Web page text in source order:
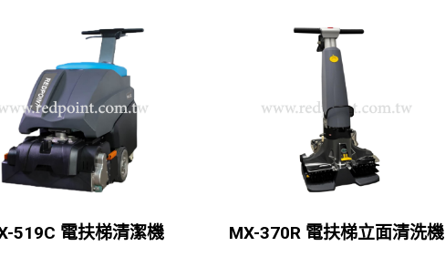
519C 電扶梯清潔機 MX-370R 電扶梯立面清洗機